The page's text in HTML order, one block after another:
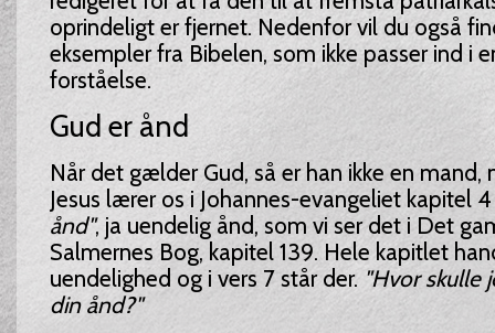
oprindeligt er fjernet. Nedenfor vil du også
eksempler fra Bibelen, som ikke passer ind i
forståelse.
Gud er ånd
Når det gælder Gud, så er han ikke en mand,
Jesus lærer os i Johannes-evangeliet kapitel
ånd", ja uendelig ånd, som vi ser det i Det
Salmernes Bog, kapitel 139. Hele kapitlet
uendelighed og i vers 7 står der. "Hvor skulle
din ånd?"